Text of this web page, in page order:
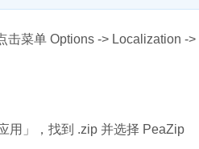
击菜单 Options -> Localization ->
用」，找到 .zip 并选择 PeaZip